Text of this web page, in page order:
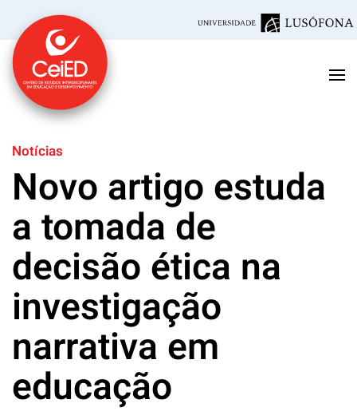
Saltar para o conteúdo principal
Notícias
Novo artigo estuda
a tomada de
decisão ética na
investigação
narrativa em
educação